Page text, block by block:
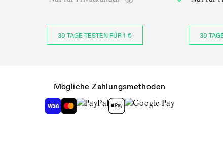
30 TAGE TESTEN FÜR 1 € 30
Mögliche Zahlungsmethoden